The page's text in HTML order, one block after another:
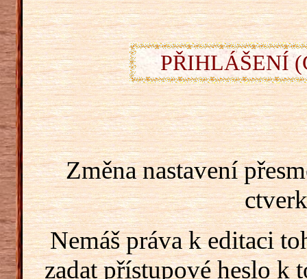
PŘIHLÁŠENÍ
Změna nastavení
Nemáš práva k editaci
zadat přístupové heslo k